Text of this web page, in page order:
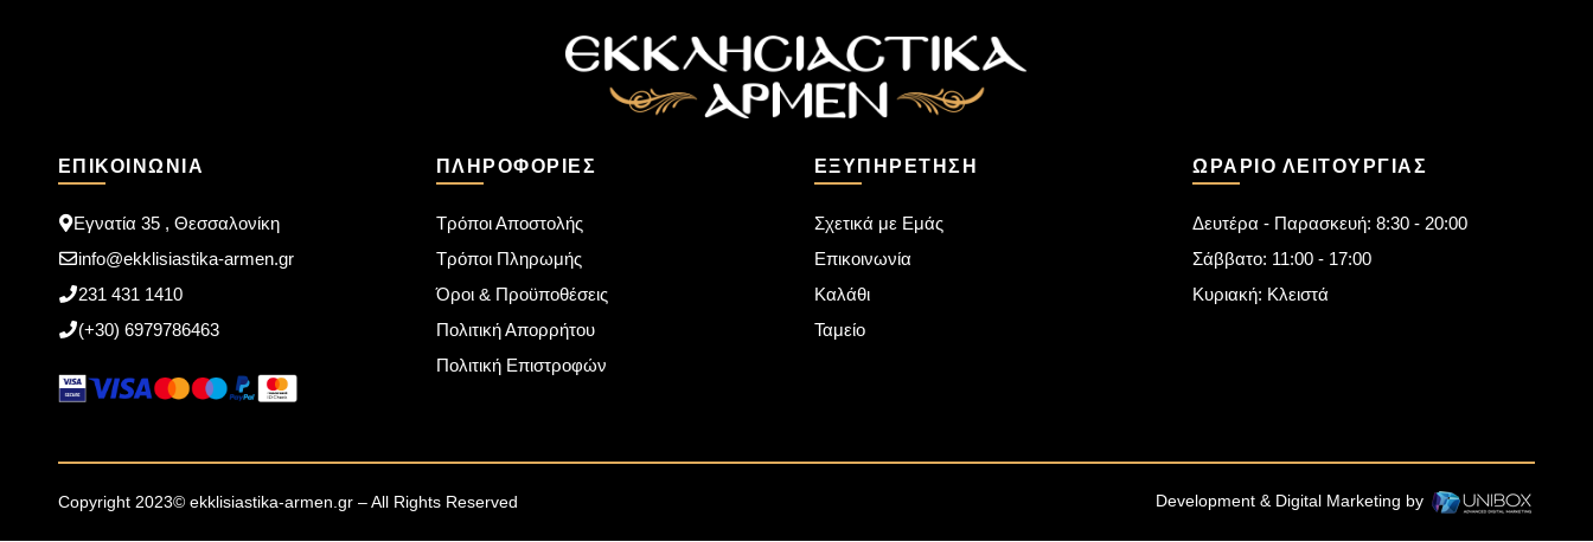
ΕΠΙΚΟΙΝΩΝΊΑ
Εγνατία 35 , Θεσσαλονίκη
info@ekklisiastika-armen.gr
231 431 1410
(+30) 6979786463
ΠΛΗΡΟΦΟΡΊΕΣ
Τρόποι Αποστολής
Τρόποι Πληρωμής
Όροι & Προϋποθέσεις
Πολιτική Απορρήτου
Πολιτική Επιστροφών
ΕΞΥΠΗΡΈΤΗΣΗ
Σχετικά με Εμάς
Επικοινωνία
Καλάθι
Ταμείο
ΩΡΆΡΙΟ ΛΕΙΤΟΥΡΓΊΑΣ
Δευτέρα - Παρασκευή: 8:30 - 20:00
Σάββατο: 11:00 - 17:00
Κυριακή: Κλειστά
Copyright 2023© ekklisiastika-armen.gr – All Rights Reserved Development & Digital Marketing by